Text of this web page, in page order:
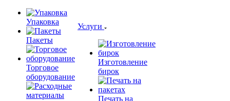
Упаковка
Пакеты
Торговое
оборудование
Услуги
Изготовление
бирок
Печать на